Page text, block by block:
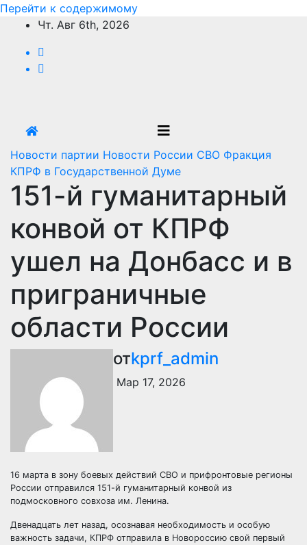
Перейти к содержимому
Чт. Авг 6th, 2026
Новости партии Новости России СВО Фракция
КПРФ в Государственной Думе
151-й гуманитарный
конвой от КПРФ
ушел на Донбасс и в
приграничные
области России
отkprf_admin
Мар 17, 2026
16 марта в зону боевых действий СВО и прифронтовые регионы
России отправился 151-й гуманитарный конвой из
подмосковного совхоза им. Ленина.
Двенадцать лет назад, осознавая необходимость и особую
важность задачи, КПРФ отправила в Новороссию свой первый